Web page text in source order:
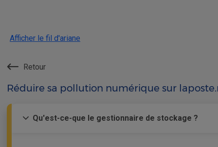
Afficher le fil d'ariane
Retour
Réduire sa pollution numérique sur
Qu'est-ce-que le gestionnaire de stockage ?